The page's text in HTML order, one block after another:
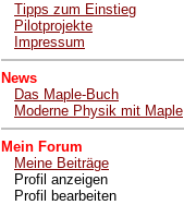
Tipps zum Einstieg
Pilotprojekte
Impressum
News
Das Maple-Buch
Moderne Physik mit Maple
Mein Forum
Meine Beiträge
Profil anzeigen
Profil bearbeiten